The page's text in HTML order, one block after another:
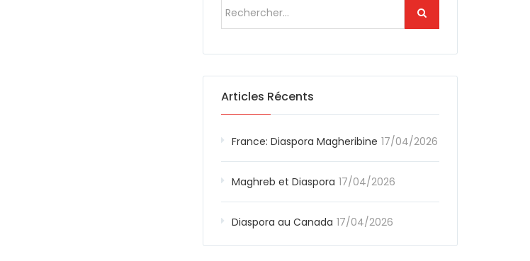
Articles Récents
France: Diaspora Magheribine 17/04/2026
Maghreb et Diaspora 17/04/2026
Diaspora au Canada 17/04/2026